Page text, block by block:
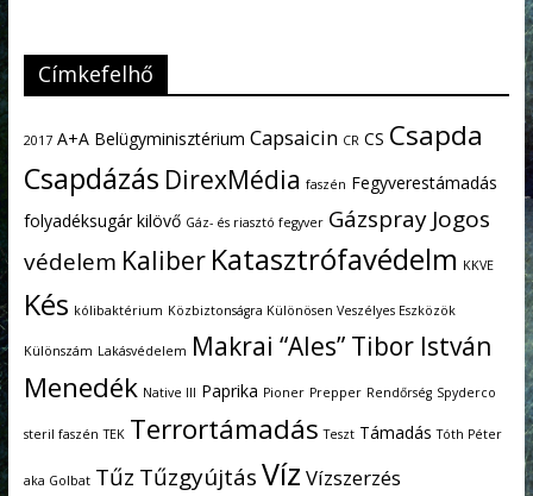
Címkefelhő
2017 A+A Belügyminisztérium Capsaicin CR CS Csapda
Csapdázás DirexMédia faszén Fegyverestámadás
folyadéksugár kilövő Gáz- és riasztó fegyver Gázspray Jogos
védelem Kaliber Katasztrófavédelm KKVE
Kés kólibaktérium Közbiztonságra Különösen Veszélyes Eszközök
Különszám Lakásvédelem Makrai “Ales” Tibor István
Menedék Native III Paprika Pioner Prepper Rendőrség Spyderco
steril faszén TEK Terrortámadás Teszt Támadás Tóth Péter
aka Golbat Tűz TűzgyújtásVíz Vízszerzés